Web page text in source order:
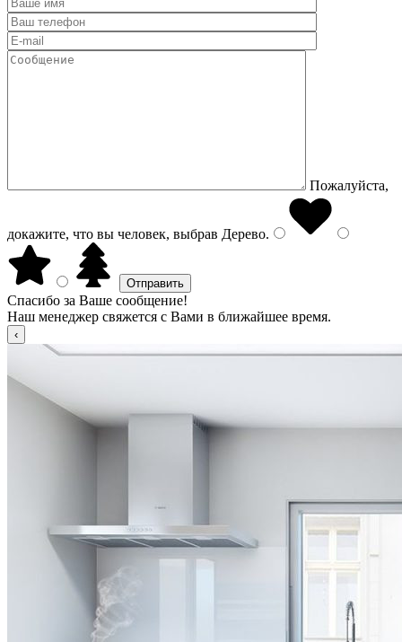
Пожалуйста,
докажите, что вы человек, выбрав Дерево.
Спасибо за Ваше сообщение!
Наш менеджер свяжется с Вами в ближайшее время.